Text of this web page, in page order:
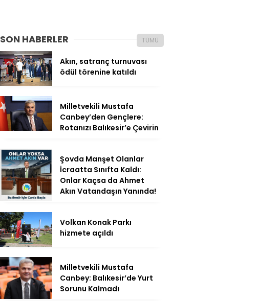
SON HABERLER TÜMÜ
Akın, satranç turnuvası
ödül törenine katıldı
Milletvekili Mustafa
Canbey’den Gençlere:
Rotanızı Balıkesir’e Çevirin
Şovda Manşet Olanlar
İcraatta Sınıfta Kaldı:
Onlar Kaçsa da Ahmet
Akın Vatandaşın Yanında!
Volkan Konak Parkı
hizmete açıldı
Milletvekili Mustafa
Canbey: Balıkesir’de Yurt
Sorunu Kalmadı